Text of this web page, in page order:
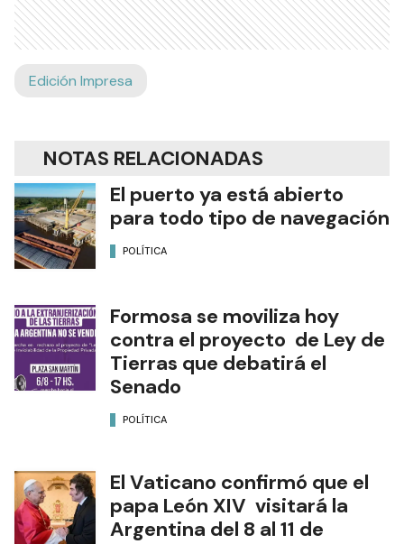
Edición Impresa
NOTAS RELACIONADAS
El puerto ya está abierto
para todo tipo de navegación
POLÍTICA
Formosa se moviliza hoy
contra el proyecto de Ley de
Tierras que debatirá el
Senado
POLÍTICA
El Vaticano confirmó que el
papa León XIV visitará la
Argentina del 8 al 11 de